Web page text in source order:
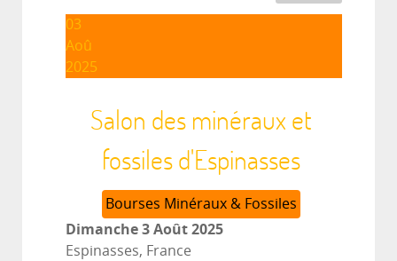
03
Aoû
2025
Salon des minéraux et
fossiles d'Espinasses
Bourses Minéraux & Fossiles
Dimanche 3 Août 2025
Espinasses, France